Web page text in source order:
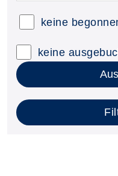
keine
keine